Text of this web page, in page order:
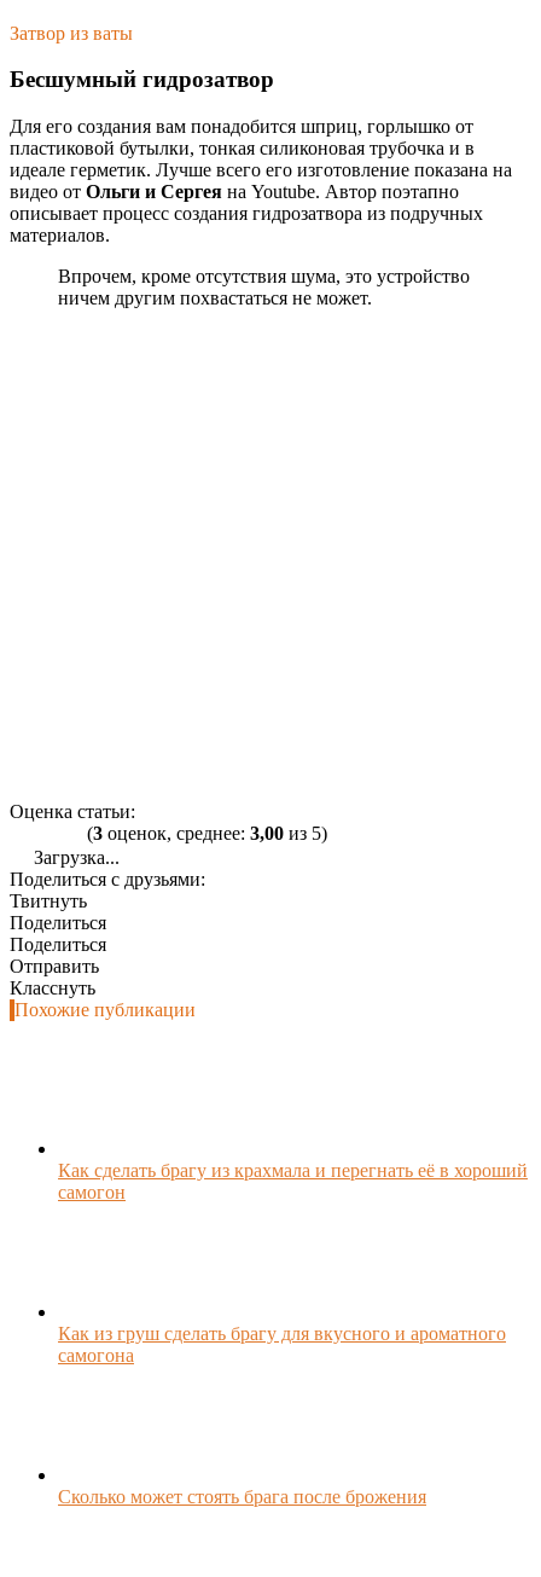
Затвор из ваты
Бесшумный гидрозатвор
Для его создания вам понадобится шприц, горлышко от
пластиковой бутылки, тонкая силиконовая трубочка и в
идеале герметик. Лучше всего его изготовление показана на
видео от Ольги и Сергея на Youtube. Автор поэтапно
описывает процесс создания гидрозатвора из подручных
материалов.
Впрочем, кроме отсутствия шума, это устройство
ничем другим похвастаться не может.
Оценка статьи:
(3 оценок, среднее: 3,00 из 5)
Загрузка...
Поделиться с друзьями:
Твитнуть
Поделиться
Поделиться
Отправить
Класснуть
Похожие публикации
Как сделать брагу из крахмала и перегнать её в хороший
самогон
Как из груш сделать брагу для вкусного и ароматного
самогона
Сколько может стоять брага после брожения